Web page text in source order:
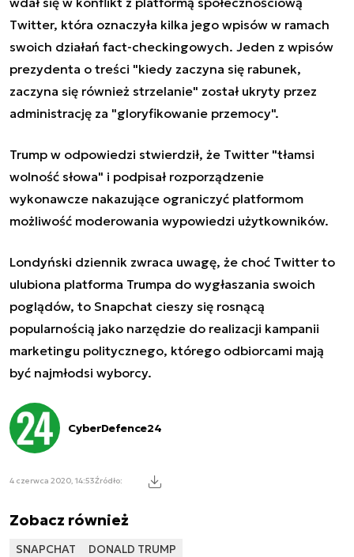
Twitter, która oznaczyła kilka jego wpisów w ramach
swoich działań fact-checkingowych. Jeden z wpisów
prezydenta o treści "kiedy zaczyna się rabunek,
zaczyna się również strzelanie" został ukryty przez
administrację za "gloryfikowanie przemocy".
Trump w odpowiedzi stwierdził, że Twitter "tłamsi
wolność słowa" i podpisał rozporządzenie
wykonawcze nakazujące ograniczyć platformom
możliwość moderowania wypowiedzi użytkowników.
Londyński dziennik zwraca uwagę, że choć Twitter to
ulubiona platforma Trumpa do wygłaszania swoich
poglądów, to Snapchat cieszy się rosnącą
popularnością jako narzędzie do realizacji kampanii
marketingu politycznego, którego odbiorcami mają
być najmłodsi wyborcy.
CyberDefence24
4 czerwca 2020, 14:53Źródło:
Zobacz również
SNAPCHAT
DONALD TRUMP